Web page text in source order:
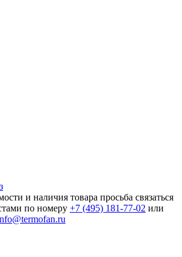
и наличия товара просьба связаться
по номеру +7 (495) 181-77-02 или